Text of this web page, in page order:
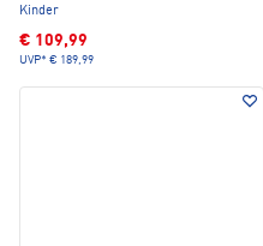
Kinder
€ 109,99
UVP* € 189,99